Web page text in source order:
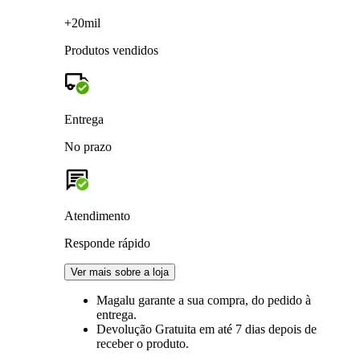
+20mil
Produtos vendidos
Entrega
No prazo
Atendimento
Responde rápido
Ver mais sobre a loja
Magalu garante a sua compra, do pedido à
entrega.
Devolução Gratuita em até 7 dias depois de
receber o produto.